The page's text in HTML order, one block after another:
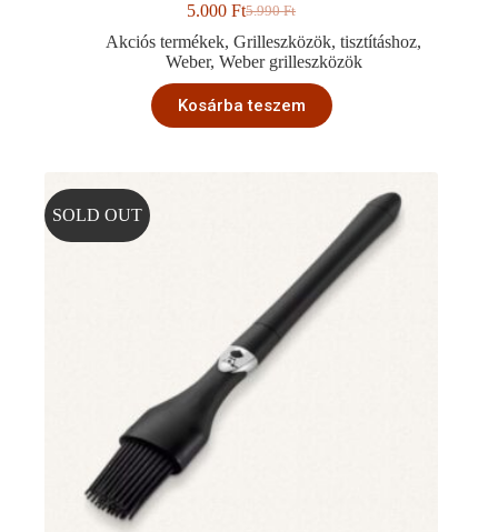
5.990Ft
Original
price
was:
5.990 Ft.
5.000FtCurrent
price
is:
5.000 Ft.
Akciós termékek,Grilleszközök,tisztításhoz,
Weber, Weber grilleszközök
Kosárba teszem
SOLD OUT